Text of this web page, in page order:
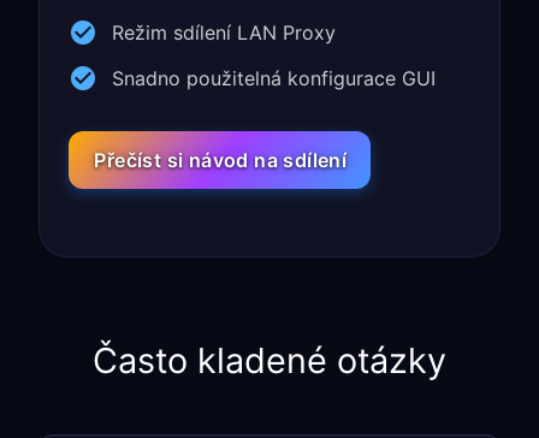
Režim sdílení LAN Proxy
Snadno použitelná konfigurace GUI
Přečíst si návod na sdílení
Často kladené otázky